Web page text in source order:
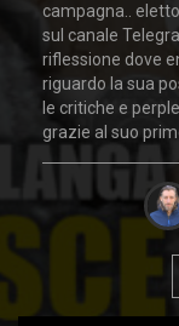
campagna..
sul canale
riflessione dove
riguardo la sua
le critiche e
grazie al suo